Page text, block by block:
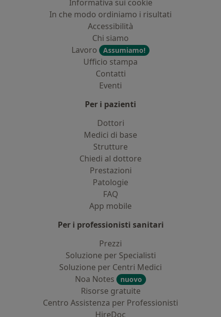
Informativa sui cookie
In che modo ordiniamo i risultati
Accessibilità
Chi siamo
Lavoro
Assumiamo!
Ufficio stampa
Contatti
Eventi
Per i pazienti
Dottori
Medici di base
Strutture
Chiedi al dottore
Prestazioni
Patologie
FAQ
App mobile
Per i professionisti sanitari
Prezzi
Soluzione per Specialisti
Soluzione per Centri Medici
Noa Notes
nuovo
Risorse gratuite
Centro Assistenza per Professionisti
HireDoc